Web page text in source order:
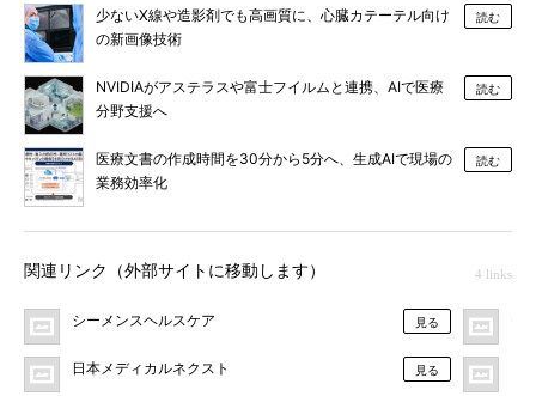
少ないX線や造影剤でも高画質に、心臓カテーテル向け
の新画像技術
読む
NVIDIAがアステラスや富士フイルムと連携、AIで医療
分野支援へ
読む
医療文書の作成時間を30分から5分へ、生成AIで現場の
業務効率化
読む
関連リンク（外部サイトに移動します） 4 links
シーメンスヘルスケア 見る
日本メディカルネクスト 見る
テ